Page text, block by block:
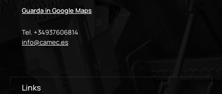
Guarda in Google Maps
Tel. +34937606814
info@camec.es
Links